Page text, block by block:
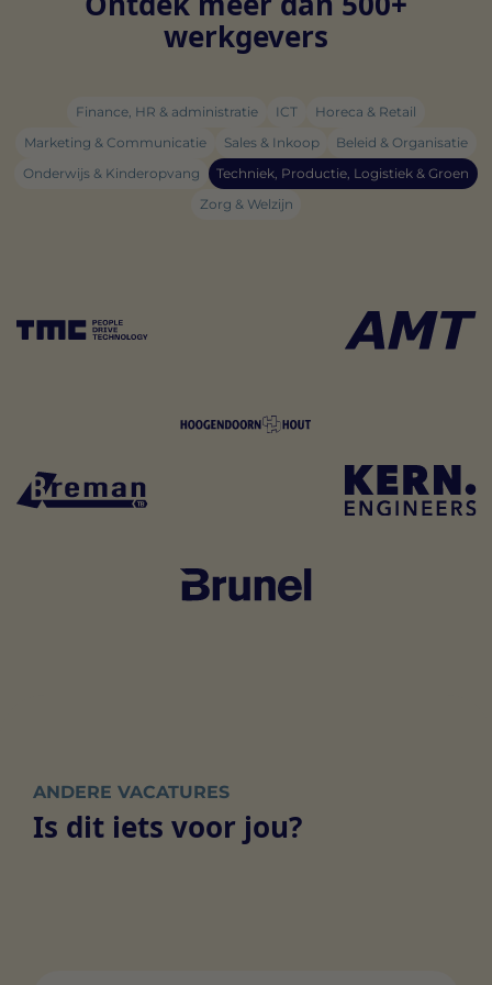
werkgevers
Finance, HR & administratie ICT
Horeca & Retail
Marketing & Communicatie
Sales & Inkoop
Beleid & Organisatie
Onderwijs & Kinderopvang
Techniek, Productie, Logistiek & Groen
Zorg & Welzijn
ANDERE VACATURES
Is dit iets voor jou?